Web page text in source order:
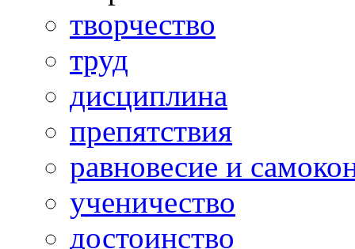
творчество
труд
дисциплина
препятствия
равновесие и
ученичество
достоинство